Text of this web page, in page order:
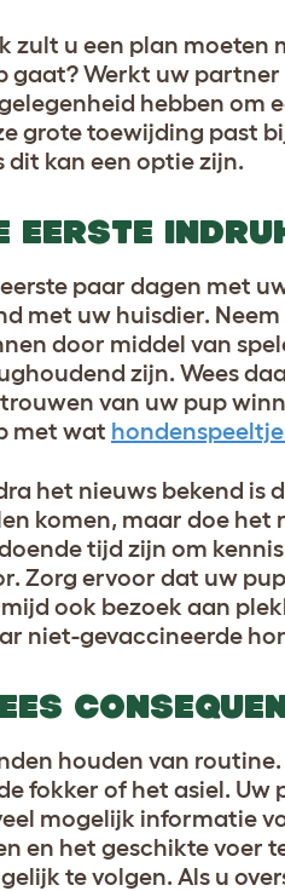
zult u een plan moeten
gaat? Werkt uw partner
hebben om
grote toewijding past
dit kan een optie zijn.
EERSTE
paar dagen met
met uw huisdier.
door middel van
zijn. Wees
van uw pup
met wat
het nieuws bekend is
komen, maar doe het
tijd zijn om
Zorg ervoor dat uw
ook bezoek aan
niet-gevaccineerde
houden van
fokker of het asiel.
mogelijk informatie
en het geschikte voer
te volgen. Als u